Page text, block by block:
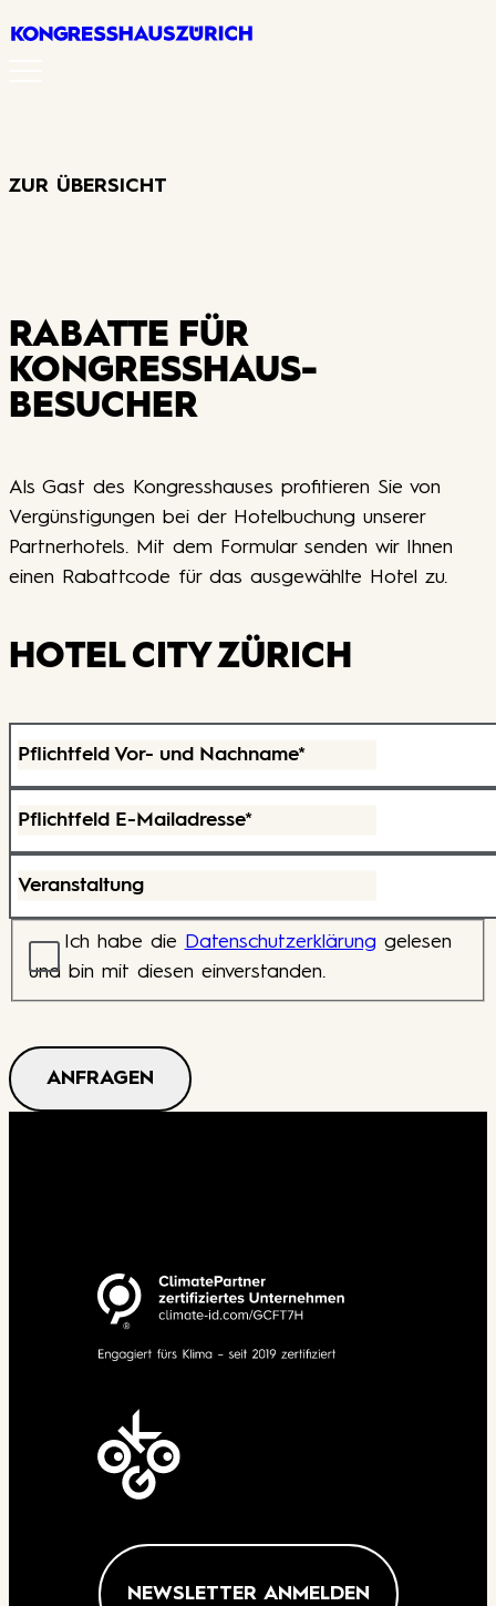
ZUR ÜBERSICHT
RABATTE FÜR
KONGRESSHAUS­
BESUCHER
Als Gast des Kongresshauses profitieren Sie von
Vergünstigungen bei der Hotelbuchung unserer
Partnerhotels. Mit dem Formular senden wir Ihnen
einen Rabattcode für das ausgewählte Hotel zu.
HOTEL CITY ZÜRICH
Pflichtfeld Vor- und Nachname*
Pflichtfeld E-Mailadresse*
Veranstaltung
Ich habe die Datenschutzerklärung gelesen
und bin mit diesen einverstanden.
ANFRAGEN
NEWSLETTER ANMELDEN